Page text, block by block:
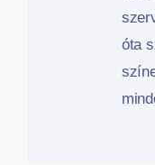
óta